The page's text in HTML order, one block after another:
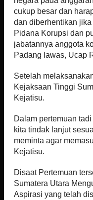
cukup besar dan
dan diberhentikan
Pidana Korupsi dan
jabatannya anggota
Padang lawas, Ucap
Setelah
Kejaksaan Tinggi
Kejatisu.
Dalam pertemuan
kita tindak lanjut
meminta agar
Kejatisu.
Disaat Pertemuan
Sumatera Utara
Aspirasi yang telah